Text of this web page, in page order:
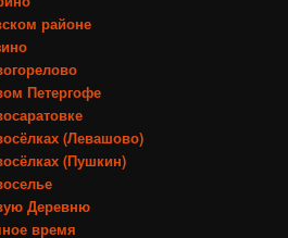
районе
Петергофе
(Левашово)
(Пушкин)
Деревню
время